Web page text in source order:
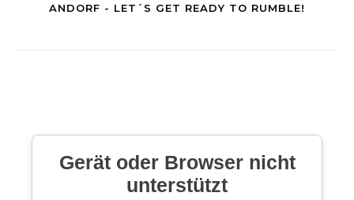
ANDORF - LET´S GET READY TO RUMBLE!